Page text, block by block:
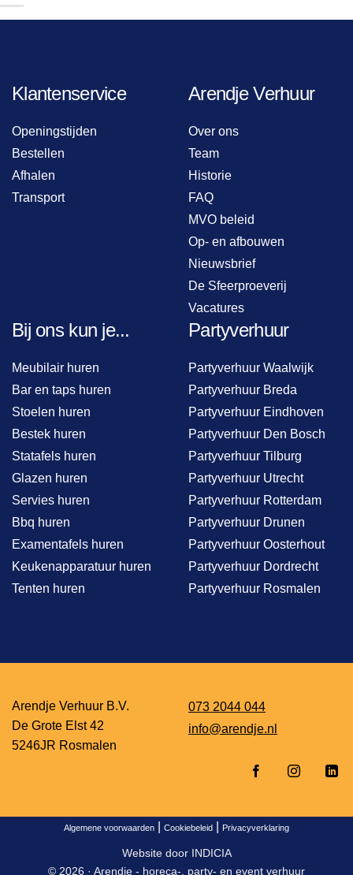
Klantenservice
Openingstijden
Bestellen
Afhalen
Transport
Arendje Verhuur
Over ons
Team
Historie
FAQ
MVO beleid
Op- en afbouwen
Nieuwsbrief
De Sfeerproeverij
Vacatures
Bij ons kun je...
Meubilair huren
Bar en taps huren
Stoelen huren
Bestek huren
Statafels huren
Glazen huren
Servies huren
Bbq huren
Examentafels huren
Keukenapparatuur huren
Tenten huren
Partyverhuur
Partyverhuur Waalwijk
Partyverhuur Breda
Partyverhuur Eindhoven
Partyverhuur Den Bosch
Partyverhuur Tilburg
Partyverhuur Utrecht
Partyverhuur Rotterdam
Partyverhuur Drunen
Partyverhuur Oosterhout
Partyverhuur Dordrecht
Partyverhuur Rosmalen
Arendje Verhuur B.V.
De Grote Elst 42
5246JR Rosmalen
073 2044 044
info@arendje.nl
Algemene voorwaarden Cookiebeleid Privacyverklaring
Website door INDICIA
© 2026 · Arendje - horeca-, party- en event verhuur